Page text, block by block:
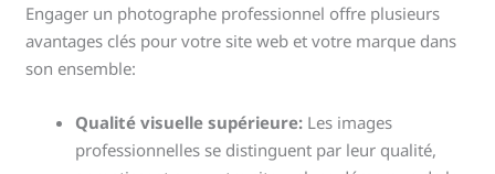
Engager un photographe professionnel offre plusieurs
avantages clés pour votre site web et votre marque dans
son ensemble:
Qualité visuelle supérieure: Les images
professionnelles se distinguent par leur qualité,